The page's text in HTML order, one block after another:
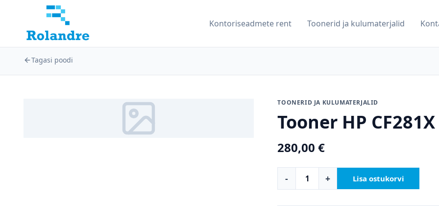
Kontoriseadmete rent Toonerid ja kulumaterjalid
Tagasi poodi
TOONERID JA KULUMATERJALID
Tooner HP CF281X
280,00€
-
Tooner
CF281X
+ Lisa ostukorvi